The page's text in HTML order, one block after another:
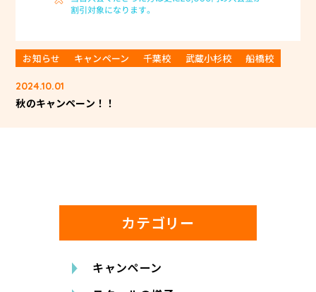
お知らせ キャンペーン 千葉校 武蔵小杉校 船橋校
2024.10.01
秋のキャンペーン！！
カテゴリー
キャンペーン